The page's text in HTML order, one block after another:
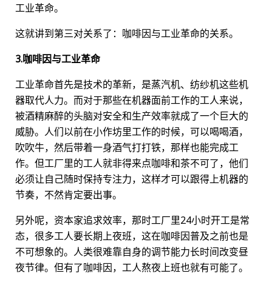
工业革命。
这就讲到第三对关系了：咖啡因与工业革命的关系。
3.咖啡因与工业革命
工业革命首先是技术的革新，是蒸汽机、纺纱机这些机
器取代人力。而对于那些在机器面前工作的工人来说，
被酒精麻醉的头脑对安全和生产效率就成了一个巨大的
威胁。人们以前在小作坊里工作的时候，可以喝喝酒，
吹吹牛，然后带着一身酒气打打铁，那样也能完成工
作。但工厂里的工人就非得来点咖啡和茶不可了，他们
必须让自己随时保持专注力，这样才可以跟得上机器的
节奏，不然肯定要出事。
另外呢，资本家追求效率，那时工厂里24小时开工是常
态，很多工人要长期上夜班，这在咖啡因普及之前也是
不可想象的。人类很难靠自身的调节能力长时间改变昼
夜节律。但有了咖啡因，工人熬夜上班也就有可能了。